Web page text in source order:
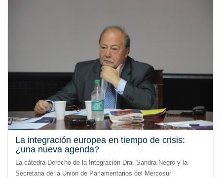
La integración europea en tiempo de crisis:
¿una nueva agenda?
La cátedra Derecho de la Integración Dra. Sandra Negro y la
Secretaria de la Unión de Parlamentarios del Mercosur